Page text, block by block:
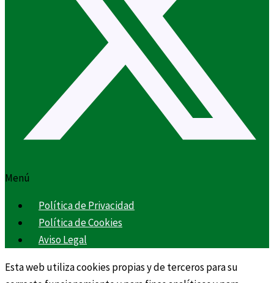
Menú
Política de Privacidad
Política de Cookies
Aviso Legal
Esta web utiliza cookies propias y de terceros para su